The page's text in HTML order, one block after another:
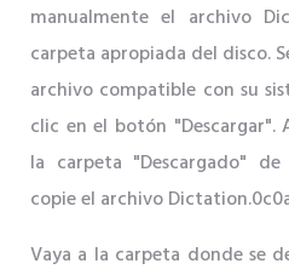
manualmente el archivo
carpeta apropiada del disco.
archivo compatible con su
clic en el botón "Descargar".
la carpeta "Descargado"
copie el archivo
Vaya a la carpeta donde se